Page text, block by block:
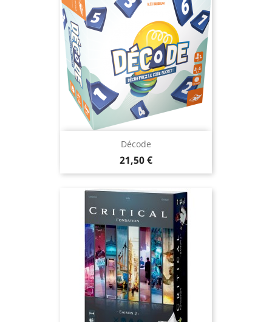
Décode
Prix
21,50 €